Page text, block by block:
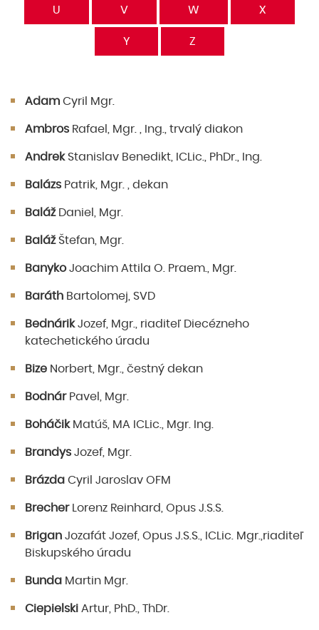
U V W X
Y Z
Adam Cyril Mgr.
Ambros Rafael, Mgr. , Ing., trvalý diakon
AndrekStanislav Benedikt, ICLic., PhDr., Ing.
Balázs Patrik, Mgr. , dekan
BalážDaniel, Mgr.
BalážŠtefan, Mgr.
BanykoJoachim Attila O. Praem., Mgr.
Baráth Bartolomej, SVD
BednárikJozef, Mgr., riaditeľ Diecézneho
katechetického úradu
Bize Norbert, Mgr., čestný dekan
BodnárPavel, Mgr.
BoháčikMatúš, MA ICLic., Mgr. Ing.
Brandys Jozef, Mgr.
Brázda Cyril Jaroslav OFM
BrecherLorenz Reinhard, Opus J.S.S.
Brigan Jozafát Jozef, Opus J.S.S., ICLic. Mgr.,riaditeľ
Biskupského úradu
Bunda Martin Mgr.
Ciepielski Artur, PhD., ThDr.